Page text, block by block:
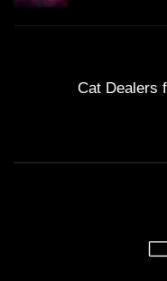
Cat Dealers